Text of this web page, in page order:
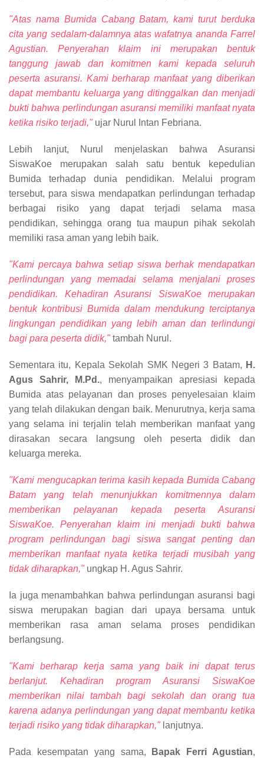
"Atas nama Bumida Cabang Batam, kami turut berduka
cita yang sedalam-dalamnya atas wafatnya ananda Farrel
Agustian. Penyerahan klaim ini merupakan bentuk
tanggung jawab dan komitmen kami kepada seluruh
peserta asuransi. Kami berharap manfaat yang diberikan
dapat membantu keluarga yang ditinggalkan dan menjadi
bukti bahwa perlindungan asuransi memiliki manfaat nyata
ketika risiko terjadi,"ujar Nurul Intan Febriana.
Lebih lanjut, Nurul menjelaskan bahwa Asuransi
SiswaKoe merupakan salah satu bentuk kepedulian
Bumida terhadap dunia pendidikan. Melalui program
tersebut, para siswa mendapatkan perlindungan terhadap
berbagai risiko yang dapat terjadi selama masa
pendidikan, sehingga orang tua maupun pihak sekolah
memiliki rasa aman yang lebih baik.
"Kami percaya bahwa setiap siswa berhak mendapatkan
perlindungan yang memadai selama menjalani proses
pendidikan. Kehadiran Asuransi SiswaKoe merupakan
bentuk kontribusi Bumida dalam mendukung terciptanya
lingkungan pendidikan yang lebih aman dan terlindungi
bagi para peserta didik,"tambah Nurul.
Sementara itu, Kepala Sekolah SMK Negeri 3 Batam, H.
Agus Sahrir, M.Pd., menyampaikan apresiasi kepada
Bumida atas pelayanan dan proses penyelesaian klaim
yang telah dilakukan dengan baik. Menurutnya, kerja sama
yang selama ini terjalin telah memberikan manfaat yang
dirasakan secara langsung oleh peserta didik dan
keluarga mereka.
"Kami mengucapkan terima kasih kepada Bumida Cabang
Batam yang telah menunjukkan komitmennya dalam
memberikan pelayanan kepada peserta Asuransi
SiswaKoe. Penyerahan klaim ini menjadi bukti bahwa
program perlindungan bagi siswa sangat penting dan
memberikan manfaat nyata ketika terjadi musibah yang
tidak diharapkan,"ungkap H. Agus Sahrir.
Ia juga menambahkan bahwa perlindungan asuransi bagi
siswa merupakan bagian dari upaya bersama untuk
memberikan rasa aman selama proses pendidikan
berlangsung.
"Kami berharap kerja sama yang baik ini dapat terus
berlanjut. Kehadiran program Asuransi SiswaKoe
memberikan nilai tambah bagi sekolah dan orang tua
karena adanya perlindungan yang dapat membantu ketika
terjadi risiko yang tidak diharapkan,"lanjutnya.
Pada kesempatan yang sama, Bapak Ferri Agustian,